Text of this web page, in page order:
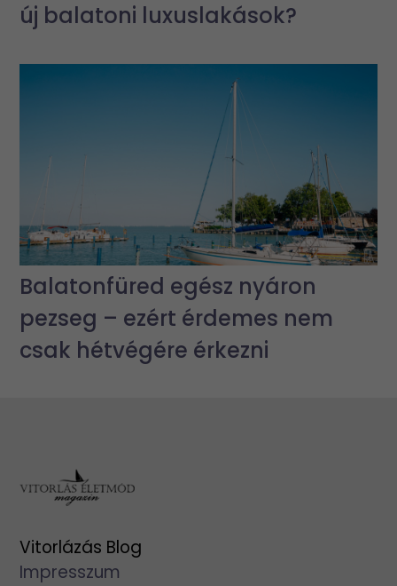
új balatoni luxuslakások?
Balatonfüred egész nyáron
pezseg – ezért érdemes nem
csak hétvégére érkezni
Vitorlázás Blog
Impresszum